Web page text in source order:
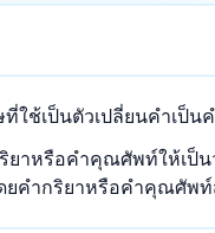
ใช้เป็นตัวเปลี่ยนคำเป็น
ยาหรือคำคุณศัพท์ให้เป็
ยคำกริยาหรือคำคุณศัพ